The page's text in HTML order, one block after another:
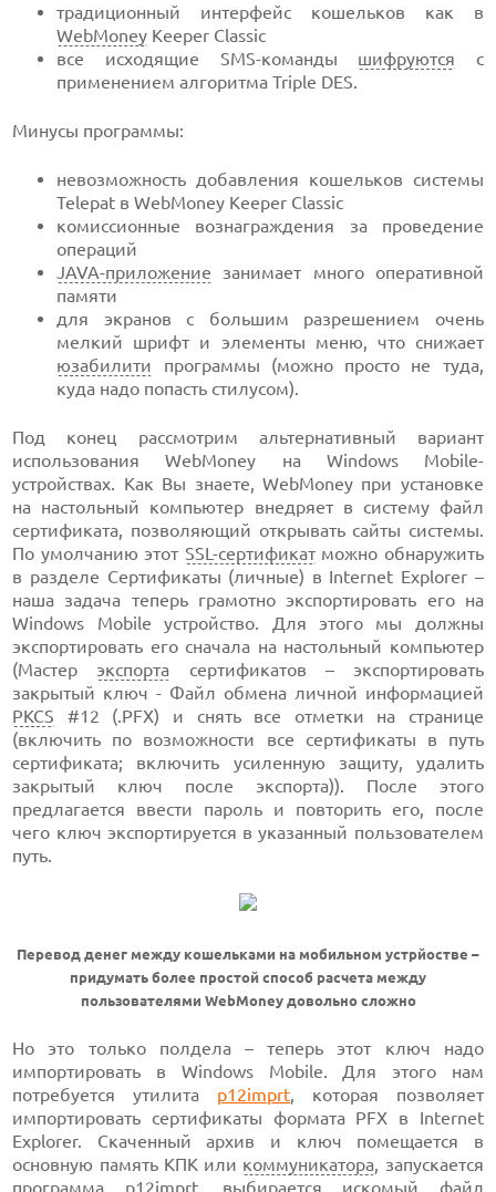
традиционный интерфейс кошельков как в
WebMoney Keeper Classic
все исходящие SMS-команды шифруются с
применением алгоритма Triple DES.
Минусы программы:
невозможность добавления кошельков системы
Telepat в WebMoney Keeper Classic
комиссионные вознаграждения за проведение
операций
JAVA-приложение занимает много оперативной
памяти
для экранов с большим разрешением очень
мелкий шрифт и элементы меню, что снижает
юзабилити программы (можно просто не туда,
куда надо попасть стилусом).
Под конец рассмотрим альтернативный вариант
использования WebMoney на Windows Mobile-
устройствах. Как Вы знаете, WebMoney при установке
на настольный компьютер внедряет в систему файл
сертификата, позволяющий открывать сайты системы.
По умолчанию этот SSL-сертификатможно обнаружить
в разделе Сертификаты (личные) в Internet Explorer –
наша задача теперь грамотно экспортировать его на
Windows Mobile устройство. Для этого мы должны
экспортировать его сначала на настольный компьютер
(Мастер экспорта сертификатов – экспортировать
закрытый ключ - Файл обмена личной информацией
PKCS #12 (.PFX) и снять все отметки на странице
(включить по возможности все сертификаты в путь
сертификата; включить усиленную защиту, удалить
закрытый ключ после экспорта)). После этого
предлагается ввести пароль и повторить его, после
чего ключ экспортируется в указанный пользователем
путь.
Перевод денег между кошельками на мобильном устрйостве –
придумать более простой способ расчета между
пользователями WebMoney довольно сложно
Но это только полдела – теперь этот ключ надо
импортировать в Windows Mobile. Для этого нам
потребуется утилита p12imprt, которая позволяет
импортировать сертификаты формата PFX в Internet
Explorer. Скаченный архив и ключ помещается в
основную память КПК или коммуникатора, запускается
программа p12imprt, выбирается искомый файл